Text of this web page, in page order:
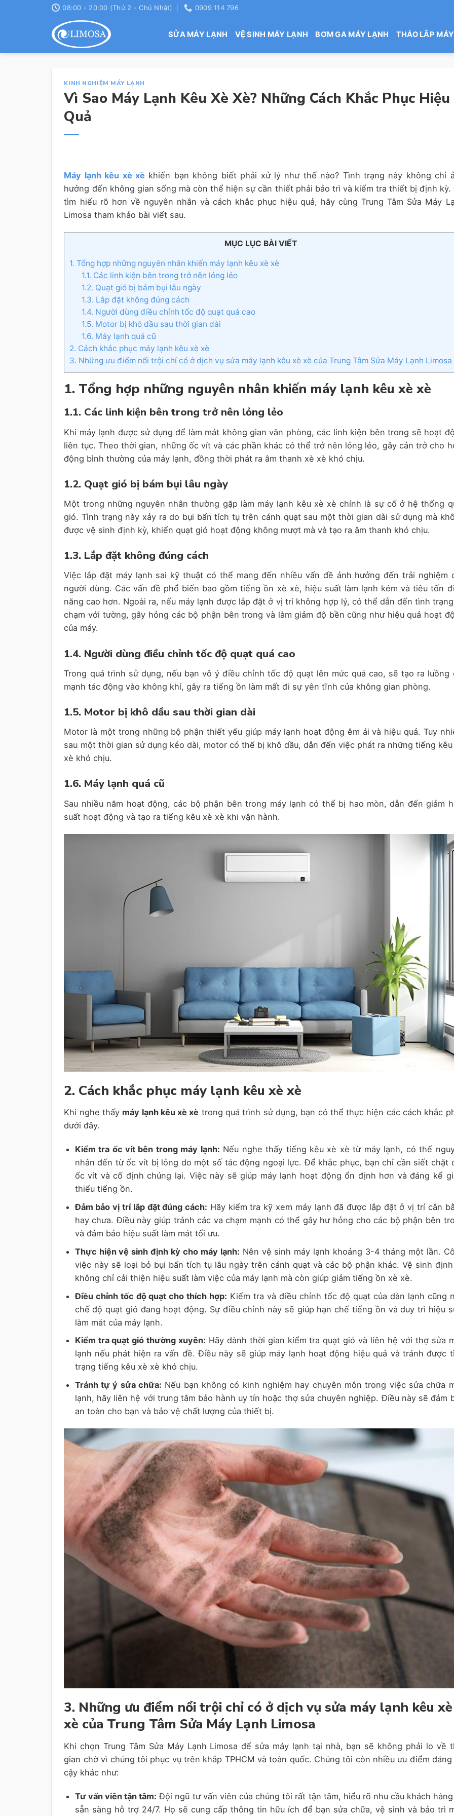
08:00 - 20:00 (Thứ 2 - Chủ Nhật) 0909 114 796
SỬA MÁY LẠNH VỆ SINH MÁY LẠNH BƠM GA MÁY LẠNH THÁO LẮP
KINH NGHIỆM MÁY LẠNH
Vì Sao Máy Lạnh Kêu Xè Xè? Những Cách Khắc Phục Hiệu
Quả
Máy lạnh kêu xè xè khiến bạn không biết phải xử lý như thế nào? Tình trạng này không chỉ
hưởng đến không gian sống mà còn thể hiện sự cần thiết phải bảo trì và kiểm tra thiết bị định
tìm hiểu rõ hơn về nguyên nhân và cách khắc phục hiệu quả, hãy cùng Trung Tâm Sửa Máy
Limosa tham khảo bài viết sau.
MỤC LỤC BÀI VIẾT
1. Tổng hợp những nguyên nhân khiến máy lạnh kêu xè xè
1.1. Các linh kiện bên trong trở nên lỏng lẻo
1.2. Quạt gió bị bám bụi lâu ngày
1.3. Lắp đặt không đúng cách
1.4. Người dùng điều chỉnh tốc độ quạt quá cao
1.5. Motor bị khô dầu sau thời gian dài
1.6. Máy lạnh quá cũ
2. Cách khắc phục máy lạnh kêu xè xè
3. Những ưu điểm nổi trội chỉ có ở dịch vụ sửa máy lạnh kêu xè xè của Trung Tâm Sửa Máy Lạnh Limosa
1. Tổng hợp những nguyên nhân khiến máy lạnh kêu xè xè
1.1. Các linh kiện bên trong trở nên lỏng lẻo
Khi máy lạnh được sử dụng để làm mát không gian văn phòng, các linh kiện bên trong sẽ hoạt
liên tục. Theo thời gian, những ốc vít và các phần khác có thể trở nên lỏng lẻo, gây cản trở cho
động bình thường của máy lạnh, đồng thời phát ra âm thanh xè xè khó chịu.
1.2. Quạt gió bị bám bụi lâu ngày
Một trong những nguyên nhân thường gặp làm máy lạnh kêu xè xè chính là sự cố ở hệ thống
gió. Tình trạng này xảy ra do bụi bẩn tích tụ trên cánh quạt sau một thời gian dài sử dụng mà
được vệ sinh định kỳ, khiến quạt gió hoạt động không mượt mà và tạo ra âm thanh khó chịu.
1.3. Lắp đặt không đúng cách
Việc lắp đặt máy lạnh sai kỹ thuật có thể mang đến nhiều vấn đề ảnh hưởng đến trải nghiệm
người dùng. Các vấn đề phổ biến bao gồm tiếng ồn xè xè, hiệu suất làm lạnh kém và tiêu tốn
năng cao hơn. Ngoài ra, nếu máy lạnh được lắp đặt ở vị trí không hợp lý, có thể dẫn đến tình
chạm với tường, gây hỏng các bộ phận bên trong và làm giảm độ bền cũng như hiệu quả hoạt
của máy.
1.4. Người dùng điều chỉnh tốc độ quạt quá cao
Trong quá trình sử dụng, nếu bạn vô ý điều chỉnh tốc độ quạt lên mức quá cao, sẽ tạo ra luồng
mạnh tác động vào không khí, gây ra tiếng ồn làm mất đi sự yên tĩnh của không gian phòng.
1.5. Motor bị khô dầu sau thời gian dài
Motor là một trong những bộ phận thiết yếu giúp máy lạnh hoạt động êm ái và hiệu quả. Tuy
sau một thời gian sử dụng kéo dài, motor có thể bị khô dầu, dẫn đến việc phát ra những tiếng
xè khó chịu.
1.6. Máy lạnh quá cũ
Sau nhiều năm hoạt động, các bộ phận bên trong máy lạnh có thể bị hao mòn, dẫn đến giảm
suất hoạt động và tạo ra tiếng kêu xè xè khi vận hành.
2. Cách khắc phục máy lạnh kêu xè xè
Khi nghe thấy máy lạnh kêu xè xè trong quá trình sử dụng, bạn có thể thực hiện các cách khắc
dưới đây.
Kiểm tra ốc vít bên trong máy lạnh: Nếu nghe thấy tiếng kêu xè xè từ máy lạnh, có thể
nhân đến từ ốc vít bị lỏng do một số tác động ngoại lực. Để khắc phục, bạn chỉ cần siết chặt
ốc vít và cố định chúng lại. Việc này sẽ giúp máy lạnh hoạt động ổn định hơn và đáng kể
thiểu tiếng ồn.
Đảm bảo vị trí lắp đặt đúng cách: Hãy kiểm tra kỹ xem máy lạnh đã được lắp đặt ở vị trí cân
hay chưa. Điều này giúp tránh các va chạm mạnh có thể gây hư hỏng cho các bộ phận bên
và đảm bảo hiệu suất làm mát tối ưu.
Thực hiện vệ sinh định kỳ cho máy lạnh: Nên vệ sinh máy lạnh khoảng 3-4 tháng một lần.
việc này sẽ loại bỏ bụi bẩn tích tụ lâu ngày trên cánh quạt và các bộ phận khác. Vệ sinh
không chỉ cải thiện hiệu suất làm việc của máy lạnh mà còn giúp giảm tiếng ồn xè xè.
Điều chỉnh tốc độ quạt cho thích hợp: Kiểm tra và điều chỉnh tốc độ quạt của dàn lạnh cũng
chế độ quạt gió đang hoạt động. Sự điều chỉnh này sẽ giúp hạn chế tiếng ồn và duy trì hiệu
làm mát của máy lạnh.
Kiểm tra quạt gió thường xuyên: Hãy dành thời gian kiểm tra quạt gió và liên hệ với thợ sửa
lạnh nếu phát hiện ra vấn đề. Điều này sẽ giúp máy lạnh hoạt động hiệu quả và tránh được
trạng tiếng kêu xè xè khó chịu.
Tránh tự ý sửa chữa: Nếu bạn không có kinh nghiệm hay chuyên môn trong việc sửa chữa
lạnh, hãy liên hệ với trung tâm bảo hành uy tín hoặc thợ sửa chuyên nghiệp. Điều này sẽ đảm
an toàn cho bạn và bảo vệ chất lượng của thiết bị.
3. Những ưu điểm nổi trội chỉ có ở dịch vụ sửa máy lạnh kêu xè
xè của Trung Tâm Sửa Máy Lạnh Limosa
Khi chọn Trung Tâm Sửa Máy Lạnh Limosa để sửa máy lạnh tại nhà, bạn sẽ không phải lo về
gian chờ vì chúng tôi phục vụ trên khắp TPHCM và toàn quốc. Chúng tôi còn nhiều ưu điểm
cậy khác như:
Tư vấn viên tận tâm: Đội ngũ tư vấn viên của chúng tôi rất tận tâm, hiểu rõ nhu cầu khách
sẵn sàng hỗ trợ 24/7. Họ sẽ cung cấp thông tin hữu ích để bạn sửa chữa, vệ sinh và bảo trì